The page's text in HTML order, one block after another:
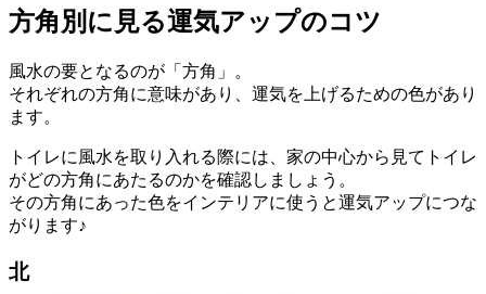
方角別に見る運気アップのコツ
風水の要となるのが「方角」。
それぞれの方角に意味があり、運気を上げるための色があり
ます。
トイレに風水を取り入れる際には、家の中心から見てトイレ
がどの方角にあたるのかを確認しましょう。
その方角にあった色をインテリアに使うと運気アップにつな
がります♪
北